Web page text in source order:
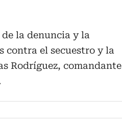
la denuncia y la
contra el secuestro y la
Rodríguez, comandante